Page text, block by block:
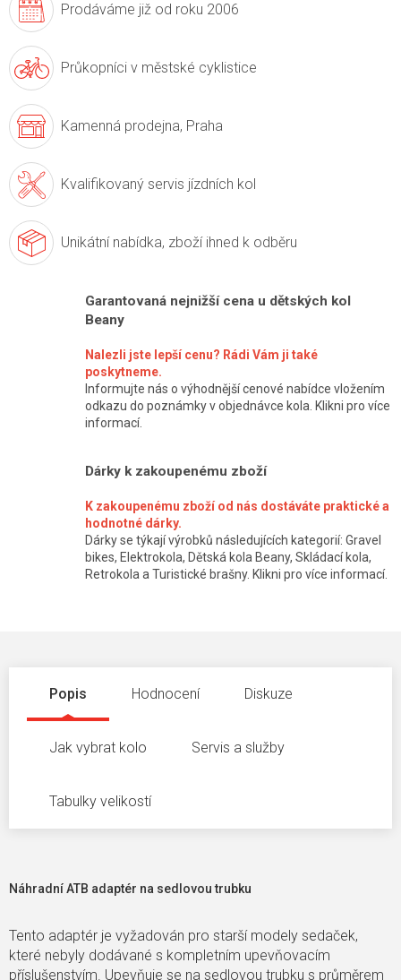
Prodáváme již od roku 2006
Průkopníci v městské cyklistice
Kamenná prodejna, Praha
Kvalifikovaný servis jízdních kol
Unikátní nabídka, zboží ihned k odběru
Garantovaná nejnižší cena u dětských kol
Beany
Nalezli jste lepší cenu? Rádi Vám ji také
poskytneme.
Informujte nás o výhodnější cenové nabídce vložením
odkazu do poznámky v objednávce kola. Klikni pro více
informací.
Dárky k zakoupenému zboží
K zakoupenému zboží od nás dostáváte praktické a
hodnotné dárky.
Dárky se týkají výrobků následujících kategorií: Gravel
bikes, Elektrokola, Dětská kola Beany, Skládací kola,
Retrokola a Turistické brašny. Klikni pro více informací.
Popis Hodnocení Diskuze
Jak vybrat kolo Servis a služby
Tabulky velikostí
Náhradní ATB adaptér na sedlovou trubku
Tento adaptér je vyžadován pro starší modely sedaček,
které nebyly dodávané s kompletním upevňovacím
příslušenstvím. Upevňuje se na sedlovou trubku s průměrem